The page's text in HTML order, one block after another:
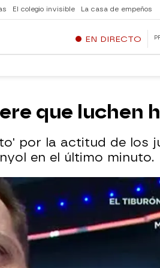
El colegio invisible La casa de empeños
EN DIRECTO
que luchen
por la actitud de los
en el último minuto.